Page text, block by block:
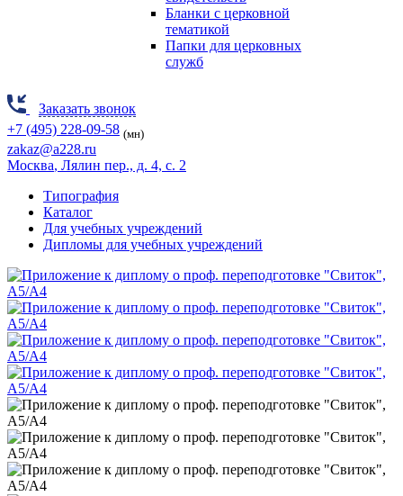
Бланки с церковной
тематикой
Папки для церковных
служб
Заказать звонок
+7 (495) 228-09-58 (мн)
zakaz@a228.ru
Москва, Лялин пер., д. 4, с. 2
Типография
Каталог
Для учебных учреждений
Дипломы для учебных учреждений